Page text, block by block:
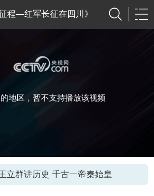
程—红军长征在四川》
地区，暂不支持播放该视频
立群讲历史 千古一帝秦始皇